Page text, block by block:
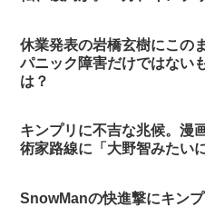
休業発表の岩橋玄樹にこの
パニック障害だけではない
は？
キンプリに不吉な兆候。漫
術家路線に「大野智みたい
SnowManの快進撃にキン